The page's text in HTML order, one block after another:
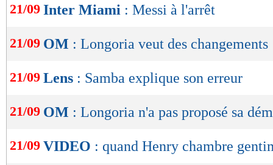
21/09 Inter Miami : Messi à l'arrêt
21/09 OM : Longoria veut des changements
21/09 Lens : Samba explique son erreur
21/09 OM : Longoria n'a pas proposé sa
21/09 VIDEO : quand Henry chambre